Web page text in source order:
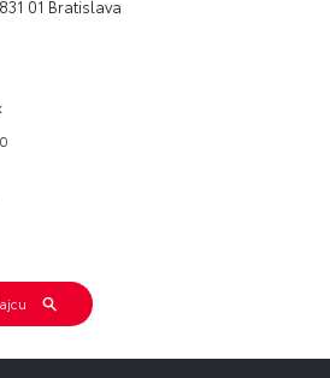
01 Bratislava